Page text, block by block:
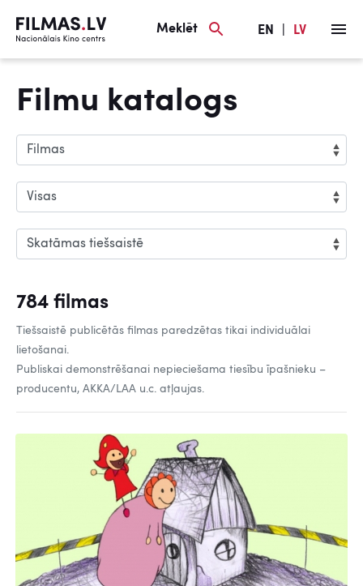
Meklēt EN LV
Filmu katalogs
784 filmas
Tiešsaistē publicētās filmas paredzētas tikai individuālai
lietošanai.
Publiskai demonstrēšanai nepieciešama tiesību īpašnieku –
producentu, AKKA/LAA u.c. atļaujas.